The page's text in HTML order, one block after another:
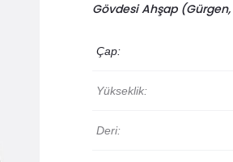
Gövdesi Ahşap (Gürgen,
Çap:
Yükseklik:
Deri: